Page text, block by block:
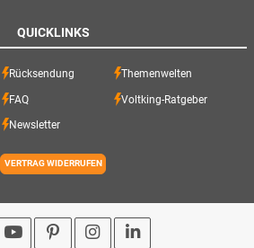
QUICKLINKS
Rücksendung Themenwelten
FAQ Voltking-Ratgeber
Newsletter
VERTRAG WIDERRUFEN